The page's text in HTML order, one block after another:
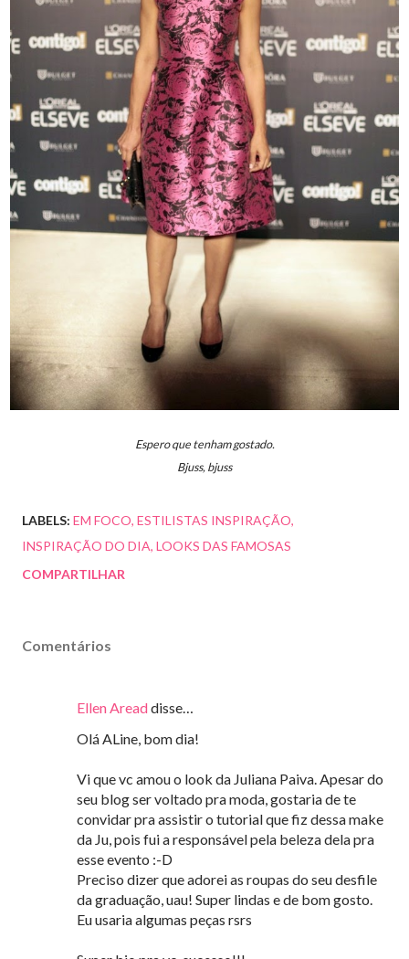
Espero que tenham gostado.
Bjuss, bjuss
LABELS: EM FOCO ESTILISTAS INSPIRAÇÃO
INSPIRAÇÃO DO DIA LOOKS DAS FAMOSAS
COMPARTILHAR
Comentários
Ellen Areaddisse…
Olá ALine, bom dia!
Vi que vc amou o look da Juliana Paiva. Apesar do
seu blog ser voltado pra moda, gostaria de te
convidar pra assistir o tutorial que fiz dessa make
da Ju, pois fui a responsável pela beleza dela pra
esse evento :-D
Preciso dizer que adorei as roupas do seu desfile
da graduação, uau! Super lindas e de bom gosto.
Eu usaria algumas peças rsrs